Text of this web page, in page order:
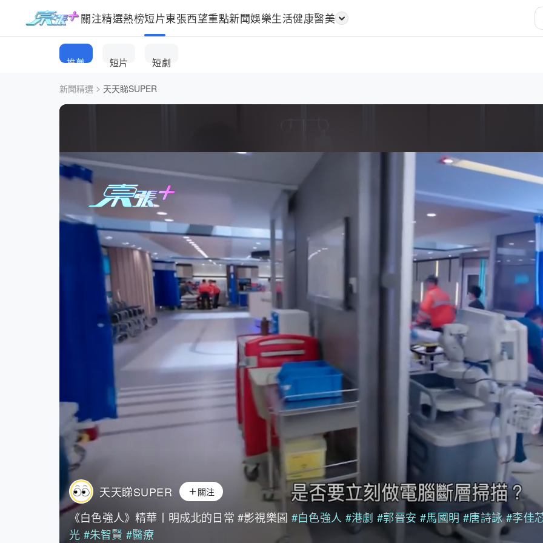
關注精選熱榜短片東張西望重點新聞娛樂生活健康醫美
推薦 短片 短劇
新聞精選 > 天天睇SUPER
天天睇SUPER 關注
《白色強人》精華丨明成北的日常 #影視樂園 #白色強人 #港劇 #郭晉安 #馬國明 #唐詩詠 #李佳
光 #朱智賢 #醫療